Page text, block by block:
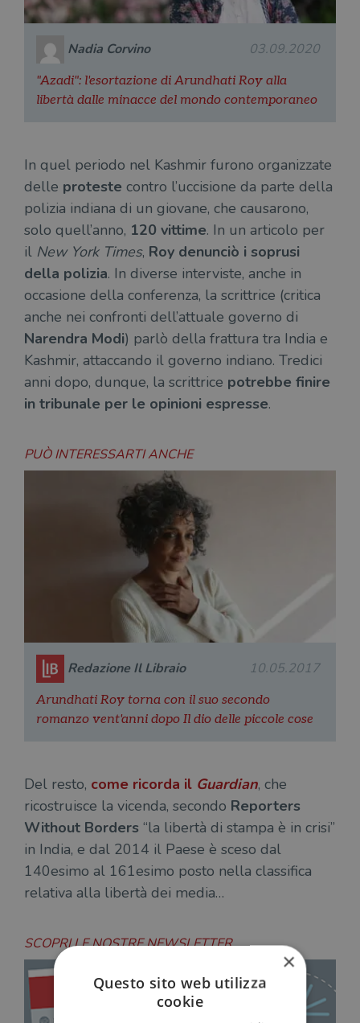
Nadia Corvino 03.09.2020
"Azadi": l'esortazione di Arundhati Roy alla
libertà dalle minacce del mondo contemporaneo
In quel periodo nel Kashmir furono organizzate
delle proteste contro l’uccisione da parte della
polizia indiana di un giovane, che causarono,
solo quell’anno, 120 vittime. In un articolo per
il New York Times, Roy denunciò i soprusi
della polizia. In diverse interviste, anche in
occasione della conferenza, la scrittrice (critica
anche nei confronti dell’attuale governo di
Narendra Modi) parlò della frattura tra India e
Kashmir, attaccando il governo indiano. Tredici
anni dopo, dunque, la scrittrice potrebbe finire
in tribunale per le opinioni espresse.
PUÒ INTERESSARTI ANCHE
Redazione Il Libraio 10.05.2017
Arundhati Roy torna con il suo secondo
romanzo vent'anni dopo Il dio delle piccole cose
Del resto, come ricorda il Guardian, che
ricostruisce la vicenda, secondo Reporters
Without Borders “la libertà di stampa è in crisi”
in India, e dal 2014 il Paese è sceso dal
140esimo al 161esimo posto nella classifica
relativa alla libertà dei media…
SCOPRI LE NOSTRE NEWSLETTER
×
Questo sito web utilizza
cookie